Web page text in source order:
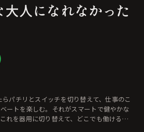
大人になれなかった
パチリとスイッチを切り替えて、仕事のこ
ートを楽しむ。それがスマートで健やかな
れを器用に切り替えて、どこでも働ける自